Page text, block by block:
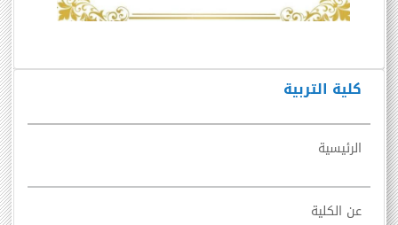
كلية التربية
الرئيسية
عن الكلية